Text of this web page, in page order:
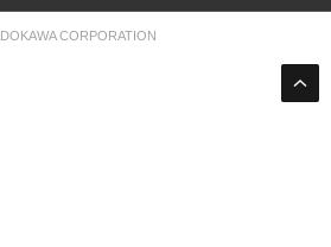
CORPORATION